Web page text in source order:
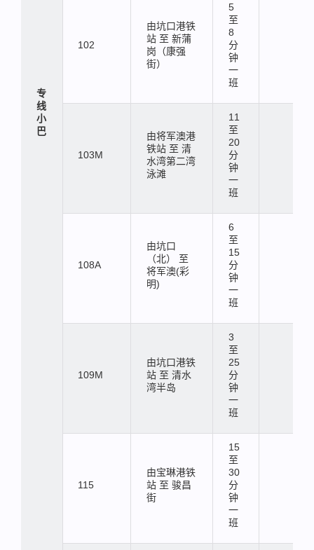
专
线
小
巴
102
由坑口港铁
站 至 新蒲
岗（康强
街）
5
至
8
分
钟
一
班
103M
由将军澳港
铁站 至 清
水湾第二湾
泳滩
11
至
20
分
钟
一
班
108A
由坑口
（北） 至
将军澳(彩
明)
6
至
15
分
钟
一
班
109M
由坑口港铁
站 至 清水
湾半岛
3
至
25
分
钟
一
班
115
由宝琳港铁
站 至 骏昌
街
15
至
30
分
钟
一
班